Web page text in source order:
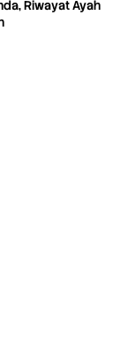
Riwayat Ayah